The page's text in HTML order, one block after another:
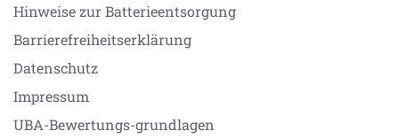
Hinweise zur Batterieentsorgung
Barrierefreiheitserklärung
Datenschutz
Impressum
UBA-Bewertungs-grundlagen